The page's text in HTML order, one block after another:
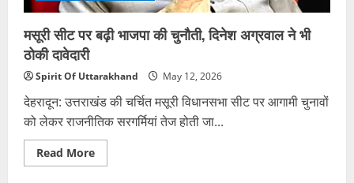
मसूरी सीट पर बढ़ी भाजपा की चुनौती, दिनेश अग्रवाल ने भी
ठोकी दावेदारी
Spirit Of Uttarakhand May 12, 2026
देहरादून: उत्तराखंड की चर्चित मसूरी विधानसभा सीट पर आगामी चुनावों
को लेकर राजनीतिक सरगर्मियां तेज होती जा...
Read MoreRead
more